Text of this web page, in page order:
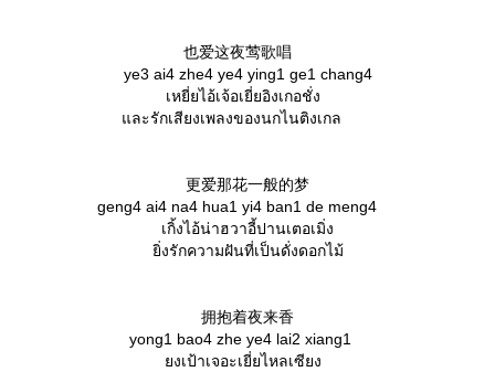
也爱这夜莺歌唱
ye3 ai4 zhe4 ye4 ying1 ge1 chang4
เหยี่ยไอ้เจ้อเยี่ยอิงเกอชั่ง
ละรักเสียงเพลงของนกไนติงเกล
更爱那花一般的梦
geng4 ai4 na4 hua1 yi4 ban1 de meng4
เกิ้งไอ้น่าฮวาอี้ปานเตอเมิ่ง
ิ่งรักความฝันที่เป็นดั่งดอกไม้
拥抱着夜来香
yong1 bao4 zhe ye4 lai2 xiang1
งเป้าเจอะเยี่ยไหลเซียง